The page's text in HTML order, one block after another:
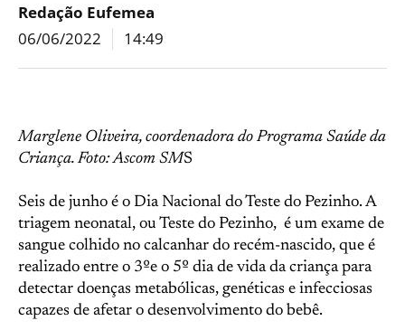
Redação Eufemea
06/06/2022
14:49
Marglene Oliveira, coordenadora do Programa Saúde da
Criança. Foto: Ascom SMS
Seis de junho é o Dia Nacional do Teste do Pezinho. A
triagem neonatal, ou Teste do Pezinho, é um exame de
sangue colhido no calcanhar do recém-nascido, que é
realizado entre o 3ºe o 5º dia de vida da criança para
detectar doenças metabólicas, genéticas e infecciosas
capazes de afetar o desenvolvimento do bebê.